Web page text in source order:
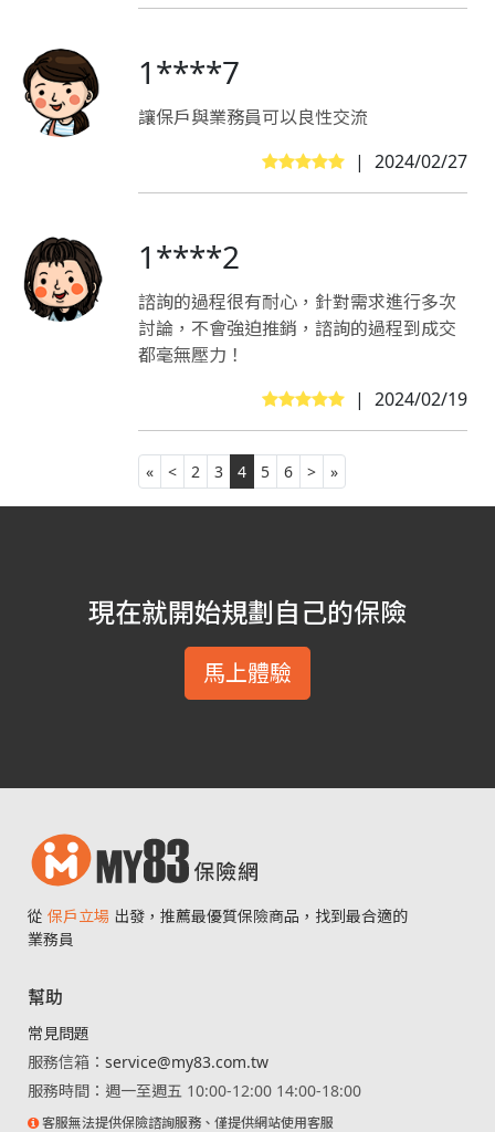
1****7
讓保戶與業務員可以良性交流
| 2024/02/27
1****2
諮詢的過程很有耐心，針對需求進行多次
討論，不會強迫推銷，諮詢的過程到成交
都毫無壓力！
| 2024/02/19
« < 2 3 4 5 6 > »
現在就開始規劃自己的保險
馬上體驗
從 保戶立場 出發，推薦最優質保險商品，找到最合適的
業務員
幫助
常見問題
服務信箱： service@my83.com.tw
服務時間：週一至週五 10:00-12:00 14:00-18:00
客服無法提供保險諮詢服務、僅提供網站使用客服